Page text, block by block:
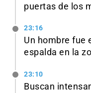
puertas de los
23:16
Un hombre fue
espalda en la
23:10
Buscan